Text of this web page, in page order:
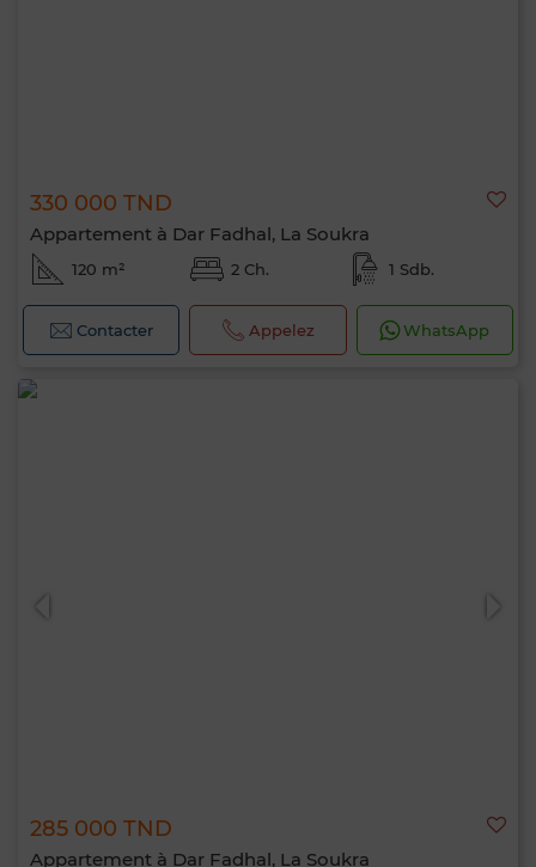
330 000 TND
Appartement à Dar Fadhal, La Soukra
120 m² 2 Ch. 1 Sdb.
Contacter Appelez WhatsApp
285 000 TND
Appartement à Dar Fadhal, La Soukra